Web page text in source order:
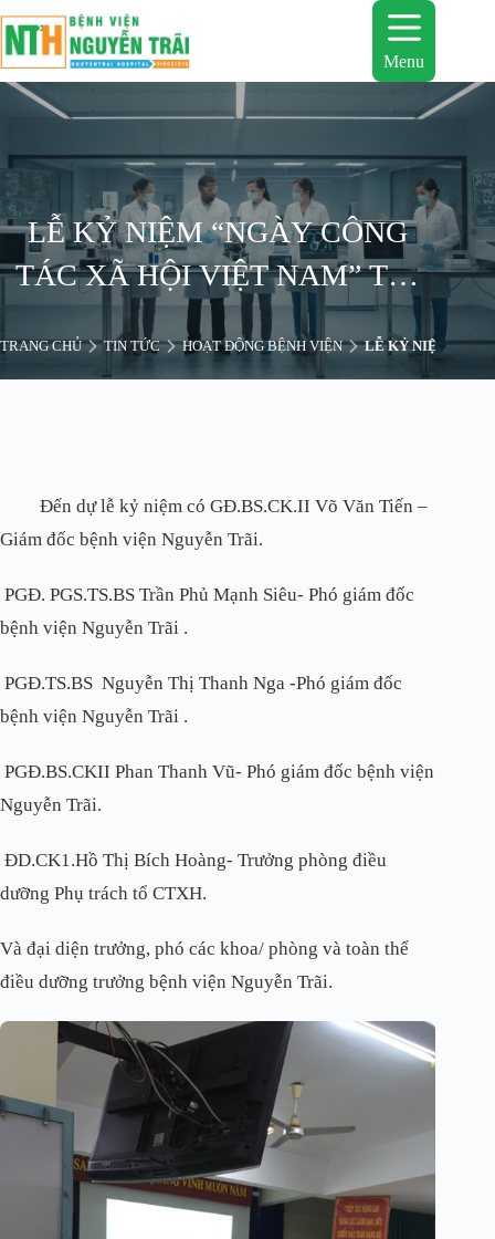
đến
phần
nội
dung
Menu
LỄ KỶ NIỆM “NGÀY CÔNG
TÁC XÃ HỘI VIỆT NAM” TẠI
BỆNH VIỆN NGUYỄN TRÃI
NĂM 2019
TRANG CHỦ TIN TỨC HOẠT ĐỘNG BỆNH VIỆN LỄ KỶ NIỆM
Đến dự lễ kỷ niệm có GĐ.BS.CK.II Võ Văn Tiến –
Giám đốc bệnh viện Nguyễn Trãi.
PGĐ. PGS.TS.BS Trần Phủ Mạnh Siêu- Phó giám đốc
bệnh viện Nguyễn Trãi .
PGĐ.TS.BS Nguyễn Thị Thanh Nga -Phó giám đốc
bệnh viện Nguyễn Trãi .
PGĐ.BS.CKII Phan Thanh Vũ- Phó giám đốc bệnh viện
Nguyễn Trãi.
ĐD.CK1.Hồ Thị Bích Hoàng- Trưởng phòng điều
dưỡng Phụ trách tổ CTXH.
Và đại diện trưởng, phó các khoa/ phòng và toàn thể
điều dưỡng trưởng bệnh viện Nguyễn Trãi.